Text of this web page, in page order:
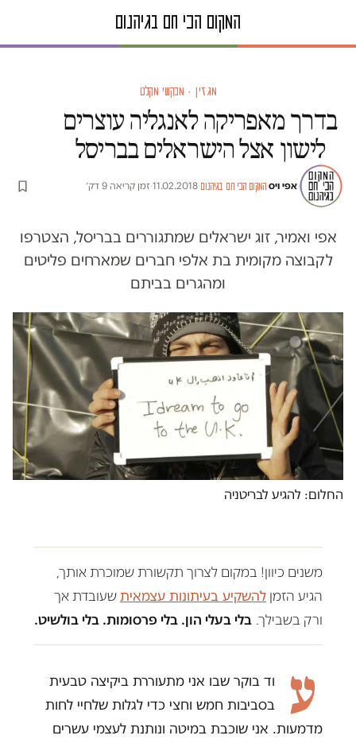
מגזין · מבקשי מקלט
בדרך מאפריקה לאנגליה עוצרים
לישון אצל הישראלים בבריסל
אפי ויס·המקום הכי חם בגיהנום·
11.02.2018
·זמן קריאה 9 דק׳
אפי ואמיר, זוג ישראלים שמתגוררים בבריסל, הצטרפו
לקבוצה מקומית בת אלפי חברים שמארחים פליטים
ומהגרים בביתם
החלום: להגיע לבריטניה
משנים כיוון! במקום לצרוך תקשורת שמוכרת אותך,
הגיע הזמן להשקיע בעיתונות עצמאיתשעובדת אך
ורק בשבילך. בלי בעלי הון. בלי פרסומות. בלי בולשיט.
ע
וד בוקר שבו אני מתעוררת ביקיצה טבעית
בסביבות חמש וחצי כדי לגלות שלחיי לחות
מדמעות. אני שוכבת במיטה ונותנת לעצמי עשרים